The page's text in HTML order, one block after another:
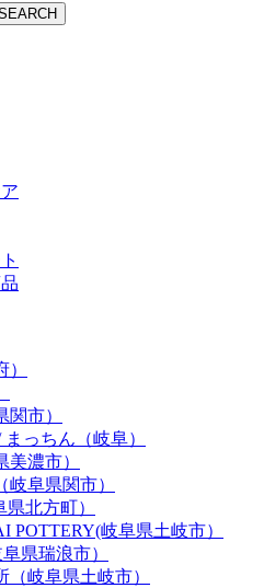
市）
っちん（岐阜）
濃市）
阜県関市）
県北方町）
岐阜県土岐市）
県瑞浪市）
（岐阜県土岐市）